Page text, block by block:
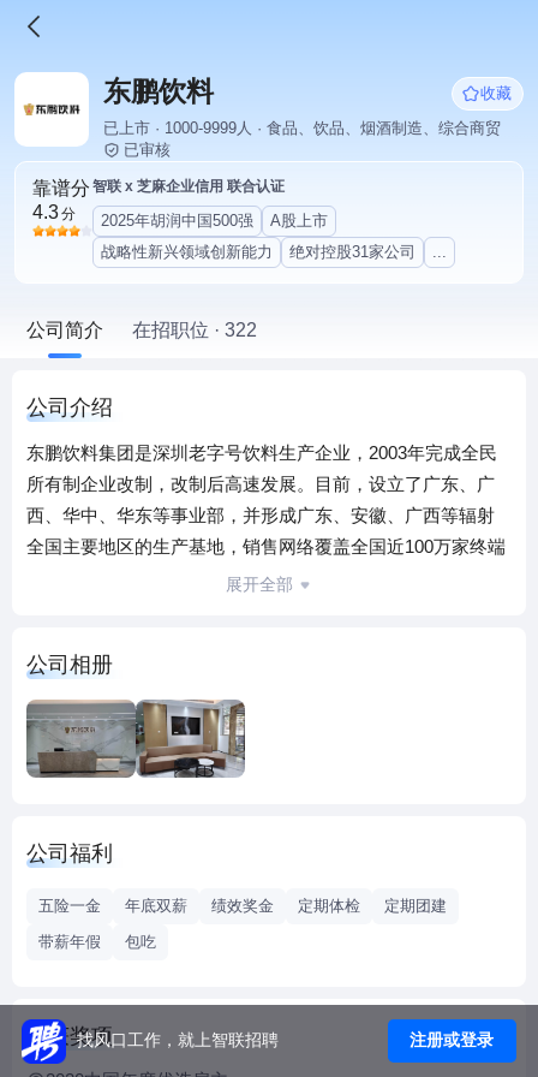
东鹏饮料
收藏
已上市 · 1000-9999人 · 食品、饮品、烟酒制造、综合商贸
已审核
靠谱分
4.3分
智联 x 芝麻企业信用 联合认证
2025年胡润中国500强
A股上市
战略性新兴领域创新能力
绝对控股31家公司 ...
公司简介 在招职位 · 322
公司介绍
东鹏饮料集团是深圳老字号饮料生产企业，2003年完成全民
所有制企业改制，改制后高速发展。目前，设立了广东、广
西、华中、华东等事业部，并形成广东、安徽、广西等辐射
全国主要地区的生产基地，销售网络覆盖全国近100万家终端
品牌影响力：目前在功能饮料领域本土品牌持续排名前列，
创造了民族品牌的多个发展奇迹。
年轻有活力的团队：员工平均年龄32岁，充满青春荷尔蒙的
办公环境，富有想象力空间的工作内容，年轻就要醒着拼。
沿。
欢迎您加入东鹏饮料公司，成为东鹏“醒客”，让我们一同秉承
而共同努力！跟我们一起醒着拼！
展开全部
公司相册
公司福利
五险一金 年底双薪 绩效奖金 定期体检
定期团建
带薪年假
包吃
荣获奖项找风口工作，就上智联招聘 注册或登录